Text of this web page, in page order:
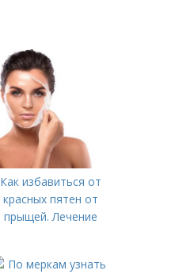
Как избавиться от
красных пятен от
прыщей. Лечение